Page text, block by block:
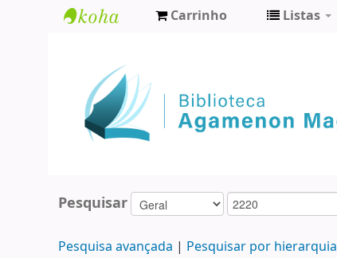
Agamenon
Magalhães
Carrinho Listas
Pesquisar
Pesquisa avançada Pesquisar por hierarquia